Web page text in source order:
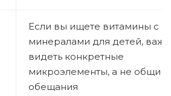
Если вы ищете витамины с
минералами для детей,
видеть конкретные
микроэлементы, а не общие
обещания